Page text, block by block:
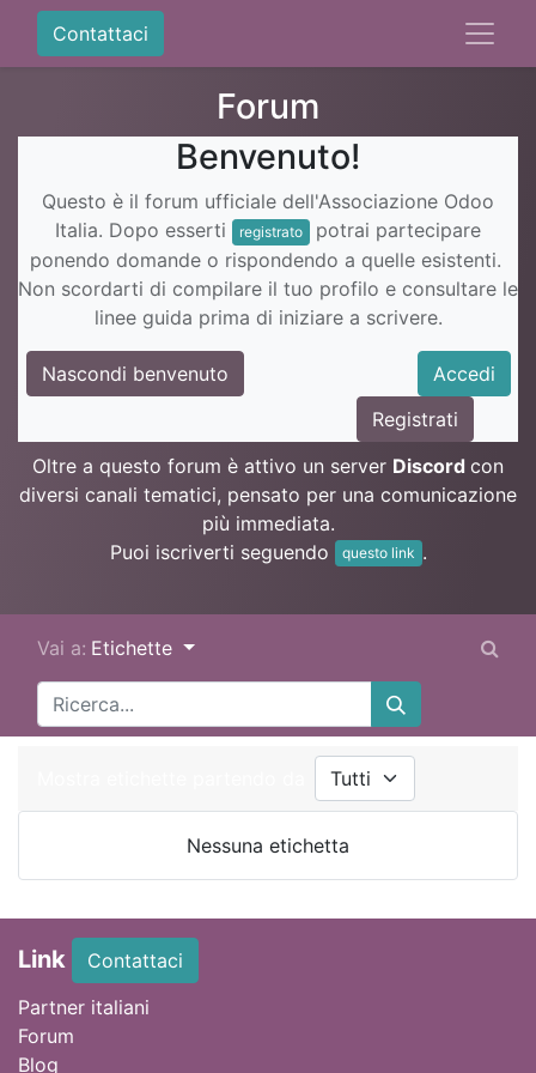
Contattaci
Forum
Benvenuto!
Questo è il forum ufficiale dell'Associazione Odoo
Italia. Dopo esserti
registrato
potrai partecipare
ponendo domande o rispondendo a quelle esistenti.
Non scordarti di compilare il tuo profilo e consultare le
linee guida prima di iniziare a scrivere.
Nascondi benvenuto
Accedi
Registrati
Oltre a questo forum è attivo un server Discord con
diversi canali tematici, pensato per una comunicazione
più immediata.
Puoi iscriverti seguendo
questo link .
Vai a: Etichette
Nessuna etichetta
Link
Contattaci
Partner italiani
Forum
Blog